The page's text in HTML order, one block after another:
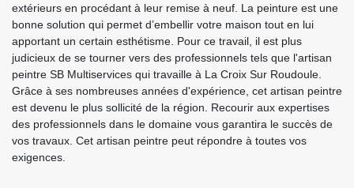
extérieurs en procédant à leur remise à neuf. La peinture est une
bonne solution qui permet d’embellir votre maison tout en lui
apportant un certain esthétisme. Pour ce travail, il est plus
judicieux de se tourner vers des professionnels tels que l'artisan
peintre SB Multiservices qui travaille à La Croix Sur Roudoule.
Grâce à ses nombreuses années d'expérience, cet artisan peintre
est devenu le plus sollicité de la région. Recourir aux expertises
des professionnels dans le domaine vous garantira le succès de
vos travaux. Cet artisan peintre peut répondre à toutes vos
exigences.